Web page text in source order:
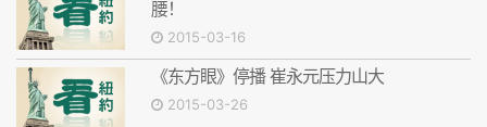
腰！
2015-03-16
《东方眼》停播 崔永元压力山大
2015-03-26